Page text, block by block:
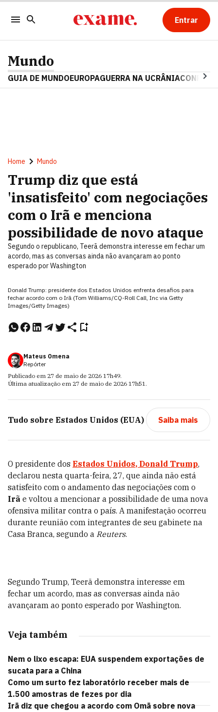
Entrar
Mundo
GUIA DE MUNDOEUROPAGUERRA NA UCRÂNIA
Home Mundo
Trump diz que está
'insatisfeito' com negociações
com o Irã e menciona
possibilidade de novo ataque
Segundo o republicano, Teerã demonstra interesse em fechar um
acordo, mas as conversas ainda não avançaram ao ponto
esperado por Washington
Donald Trump: presidente dos Estados Unidos enfrenta desafios para
fechar acordo com o Irã (Tom Williams/CQ-Roll Call, Inc via Getty
Images/Getty Images)
Mateus Omena
Repórter
Publicado em 27 de maio de 2026 17h49.
Última atualização em 27 de maio de 2026 17h51.
Tudo sobre Estados Unidos (EUA) Saiba mais
O presidente dos Estados Unidos, Donald Trump,
declarou nesta quarta-feira, 27, que ainda não está
satisfeito com o andamento das negociações com o
Irã e voltou a mencionar a possibilidade de uma nova
ofensiva militar contra o país. A manifestação ocorreu
durante reunião com integrantes de seu gabinete na
Casa Branca, segundo a Reuters.
Segundo Trump, Teerã demonstra interesse em
fechar um acordo, mas as conversas ainda não
avançaram ao ponto esperado por Washington.
Veja também
Nem o lixo escapa: EUA suspendem exportações de
sucata para a China
Como um surto fez laboratório receber mais de
1.500 amostras de fezes por dia
Irã diz que chegou a acordo com Omã sobre nova